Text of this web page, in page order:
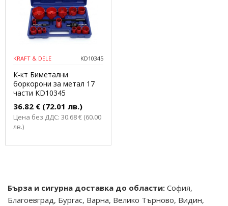
Бърза и сигурна доставка до области: София,
Благоевград, Бургас, Варна, Велико Търново, Видин,
KRAFT & DELE KD10345
К-кт Биметални
боркорони за метал 17
части KD10345
36.82 € (72.01 лв.)
Цена без ДДС: 30.68 € (60.00
лв.)